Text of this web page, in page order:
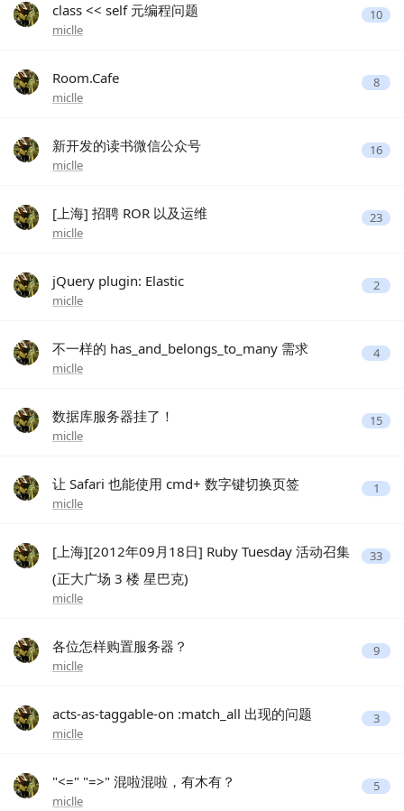
class << self 元编程问题
miclle
10
Room.Cafe
miclle
8
新开发的读书微信公众号
miclle
16
[上海] 招聘 ROR 以及运维
miclle
23
jQuery plugin: Elastic
miclle
2
不一样的 has_and_belongs_to_many 需求
miclle
4
数据库服务器挂了！
miclle
15
让 Safari 也能使用 cmd+ 数字键切换页签
miclle
1
[上海][2012年09月18日] Ruby Tuesday 活动召集
(正大广场 3 楼 星巴克)
miclle
33
各位怎样购置服务器？
miclle
9
acts-as-taggable-on :match_all 出现的问题
miclle
3
"<=" "=>" 混啦混啦，有木有？
miclle
5